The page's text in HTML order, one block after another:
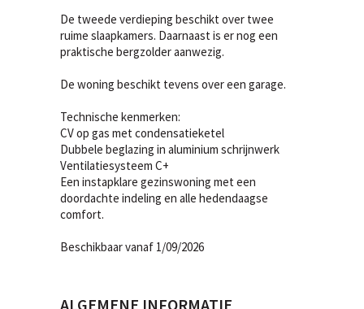
De tweede verdieping beschikt over twee
ruime slaapkamers. Daarnaast is er nog een
praktische bergzolder aanwezig.
De woning beschikt tevens over een garage.
Technische kenmerken:
CV op gas met condensatieketel
Dubbele beglazing in aluminium schrijnwerk
Ventilatiesysteem C+
Een instapklare gezinswoning met een
doordachte indeling en alle hedendaagse
comfort.
Beschikbaar vanaf 1/09/2026
ALGEMENE INFORMATIE